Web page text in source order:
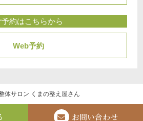
お問い合わせ
予約はこちらから
Web予約
体サロン くまの整え屋さん